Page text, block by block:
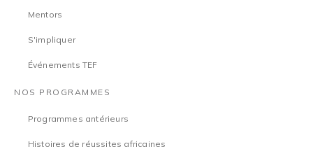
Mentors
S'impliquer
Événements TEF
NOS PROGRAMMES
Programmes antérieurs
Histoires de réussites africaines